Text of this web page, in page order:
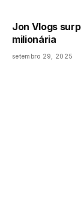
Jon Vlogs
milionária
setembro 29, 2025